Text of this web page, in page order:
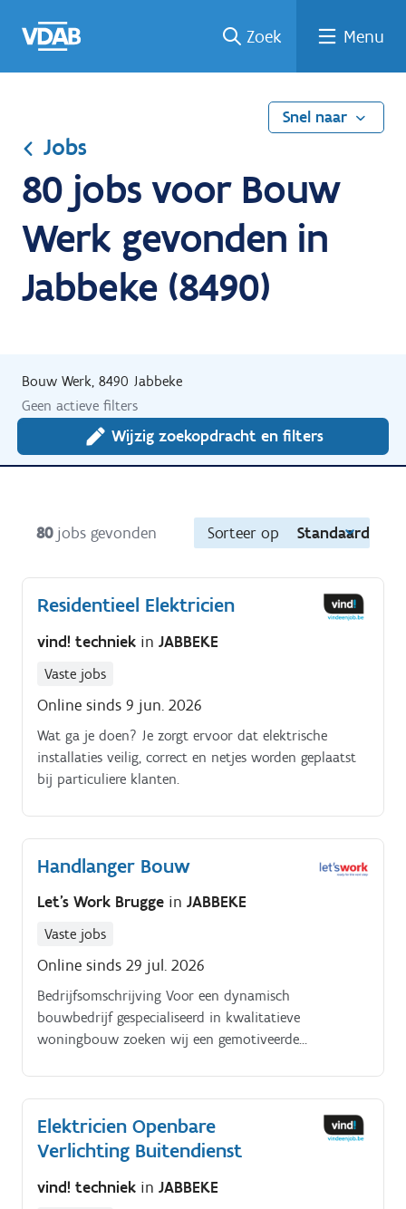
naar
een
een
job
naar
Zoek Menu
Snel naar
Jobs
80 jobs voor Bouw
Werk gevonden in
Jabbeke (8490)
Bouw Werk, 8490 Jabbeke
Geen actieve filters
Wijzig zoekopdracht en filters
80 jobs gevonden Sorteer op Standaard
Residentieel Elektricien
vind! techniek in JABBEKE
Vaste jobs
Online sinds 9 jun. 2026
Wat ga je doen? Je zorgt ervoor dat elektrische
installaties veilig, correct en netjes worden geplaatst
bij particuliere klanten.
Handlanger Bouw
Let's Work Brugge in JABBEKE
Vaste jobs
Online sinds 29 jul. 2026
Bedrijfsomschrijving Voor een dynamisch
bouwbedrijf gespecialiseerd in kwalitatieve
woningbouw zoeken wij een gemotiveerde
ondersteunt ervaren collega's bij ruwbouwwerken.
Elektricien Openbare
Verlichting Buitendienst
vind! techniek in JABBEKE